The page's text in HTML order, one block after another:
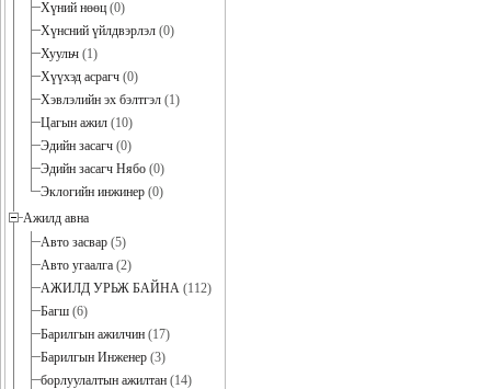
Хүний нөөц (0)
Хүнсний үйлдвэрлэл (0)
Хуульч (1)
Хүүхэд асрагч (0)
Хэвлэлийн эх бэлтгэл (1)
Цагын ажил (10)
Эдийн засагч (0)
Эдийн засагч Нябо (0)
Эклогийн инжинер (0)
Ажилд авна
Авто засвар (5)
Авто угаалга (2)
АЖИЛД УРЬЖ БАЙНА (112)
Багш (6)
Барилгын ажилчин (17)
Барилгын Инженер (3)
борлуулалтын ажилтан (14)